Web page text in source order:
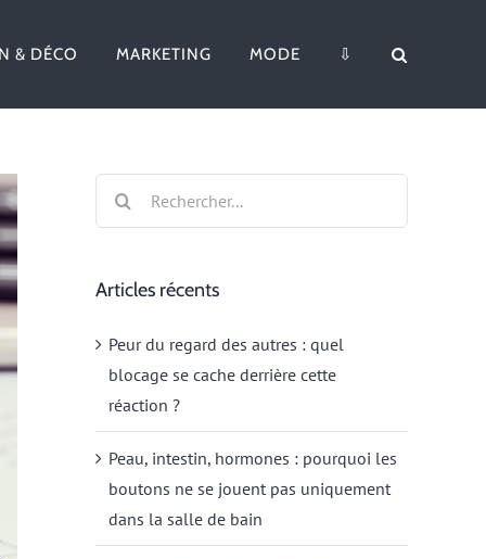
& DÉCO MARKETING MODE ⇩
Rechercher:
Articles récents
Peur du regard des autres : quel
blocage se cache derrière cette
réaction ?
Peau, intestin, hormones : pourquoi les
boutons ne se jouent pas uniquement
dans la salle de bain